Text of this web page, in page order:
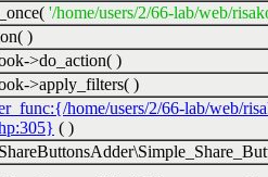
'/home/users/2/66-lab/web/
)
>do_action( )
>apply_filters( )
home/users/2/66-lab/web/
( )